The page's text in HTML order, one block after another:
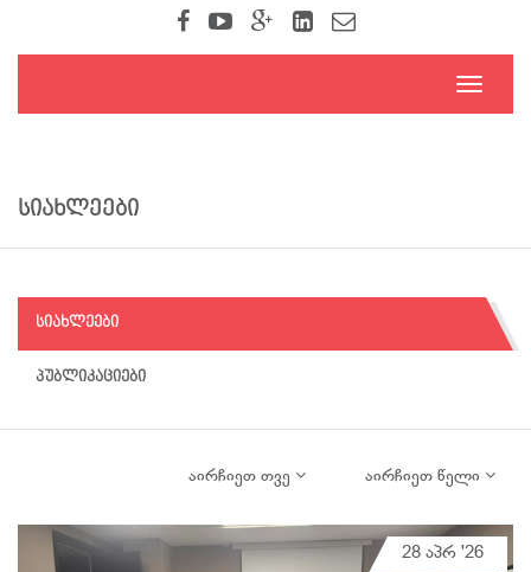
Toggle
სიახლეები
სიახლეები
პუბლიკაციები
აირჩიეთ წელი
აირჩიეთ თვე
28 აპრ '26